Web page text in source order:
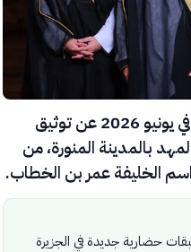
كشفت هيئة التراث السعودية في يونيو 2026 عن توثيق
بالمدينة المنورة، من
الخليفة عمر بن الخطاب.
حضارية جديدة في الجزيرة